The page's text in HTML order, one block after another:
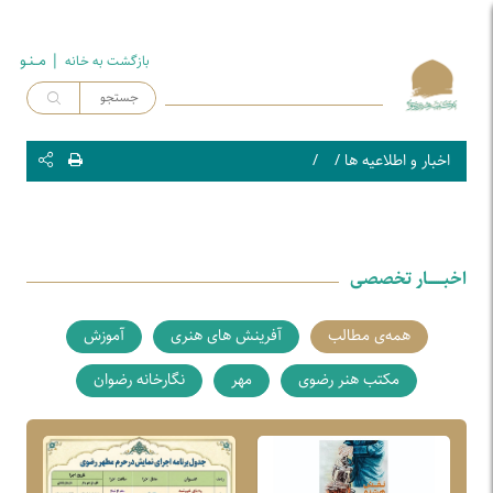
بازگشت به خـانه | مــنـو
اخبار و اطلاعیه ها /
/
اخبـــــــار تخصصی
همه‌ی مطالب آفرینش های هنری
آموزش
مکتب هنر رضوی
مهر نگارخانه رضوان